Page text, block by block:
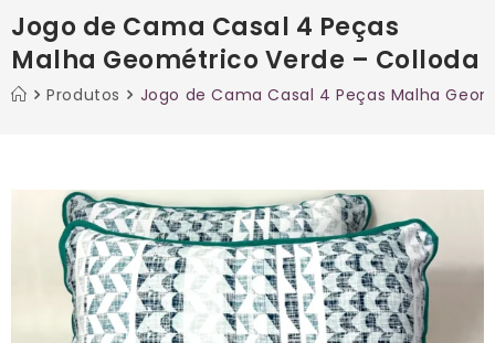
Jogo de Cama Casal 4 Peças
Malha Geométrico Verde – Colloda
Produtos Jogo de Cama Casal 4 Peças Malha